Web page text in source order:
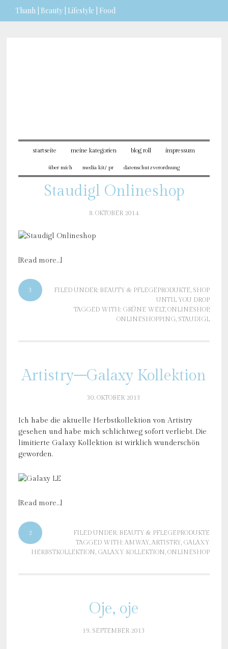
Thanh | Beauty | Lifestyle | Food
startseite meine kategorien blog roll impressum
über mich media kit/ pr datenschutzverordnung
Staudigl Onlineshop
8. OKTOBER 2014
[Read more…]
3 FILED UNDER: BEAUTY & PFLEGEPRODUKTE, SHOP
UNTIL YOU DROP
TAGGED WITH: GRÜNE WELT,ONLINESHOP,
ONLINESHOPPING, STAUDIGL
Artistry–Galaxy Kollektion
30. OKTOBER 2013
Ich habe die aktuelle Herbstkollektion von Artistry
gesehen und habe mich schlichtweg sofort verliebt. Die
limitierte Galaxy Kollektion ist wirklich wunderschön
geworden.
[Read more…]
2 FILED UNDER: BEAUTY & PFLEGEPRODUKTE
TAGGED WITH:AMWAY,ARTISTRY, GALAXY
HERBSTKOLLEKTION, GALAXY KOLLEKTION,ONLINESHOP
Oje, oje
19. SEPTEMBER 2013